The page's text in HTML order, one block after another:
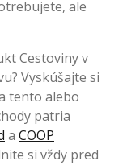
ale
Cestoviny v
Vyskúšajte si
tento alebo
patria
a COOP
si vždy pred